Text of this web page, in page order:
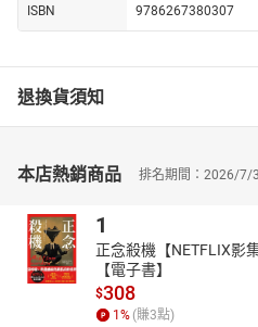
《辭海》，只為了替未曾謀面的孩
經歷卻彷彿是種子，都會在日後的
地走下去，便能在驀然回首的那一
她的本名是陳懋平，因為學不會寫
平」。很久以後，她又給自己取了
她從小活潑熱情，行事獨立自主，
墳場玩土，三歲時曾落入水缸，被
她的記憶力極佳，感受力豐富，多
有的浪漫與遼闊。曾不吃不喝只為
作閉關七天七夜直至暈倒。
ISBN 9786267380307
退換貨須知
本店熱銷商品 排名期間：2026/7/
1
正念殺機【NETFLIX影
【電子書】
$308
1 % (賺3點)